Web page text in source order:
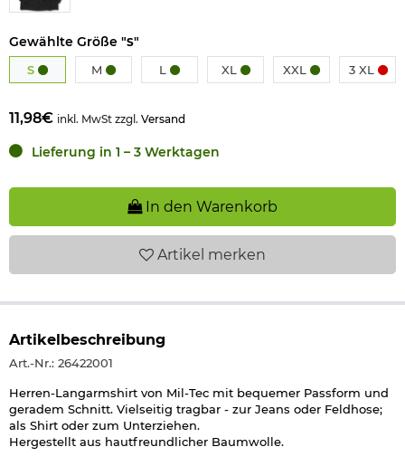
Gewählte Größe "S"
S M L XL XXL 3 XL
11,98€ inkl. MwSt zzgl. Versand
Lieferung in 1 – 3 Werktagen
In den Warenkorb
Artikel merken
Artikelbeschreibung
Art.-Nr.: 26422001
Herren-Langarmshirt von Mil-Tec mit bequemer Passform und
geradem Schnitt. Vielseitig tragbar - zur Jeans oder Feldhose;
als Shirt oder zum Unterziehen.
Hergestellt aus hautfreundlicher Baumwolle.